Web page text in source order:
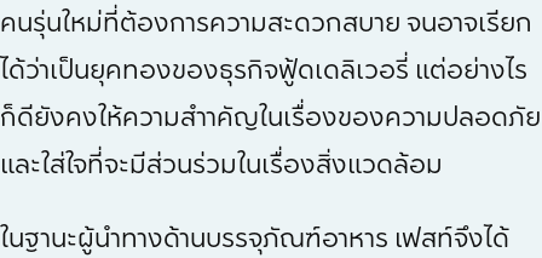
คนรุ่นใหม่ที่ต้องการความสะดวกสบาย จนอาจเรียก
ได้ว่าเป็นยุคทองของธุรกิจฟู้ดเดลิเวอรี่ แต่อย่างไร
ก็ดียังคงให้ความสำาคัญในเรื่องของความปลอดภัย
และใส่ใจที่จะมีส่วนร่วมในเรื่องสิ่งแวดล้อม
ในฐานะผู้นำทางด้านบรรจุภัณฑ์อาหาร เฟสท์จึงได้